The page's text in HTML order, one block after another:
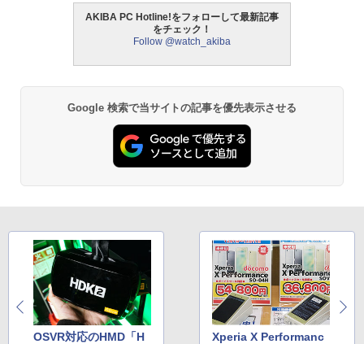
AKIBA PC Hotline!をフォローして最新記事
をチェック！
Follow @watch_akiba
Google 検索で当サイトの記事を優先表示させる
OSVR対応のHMD「H
Xperia X Performanc